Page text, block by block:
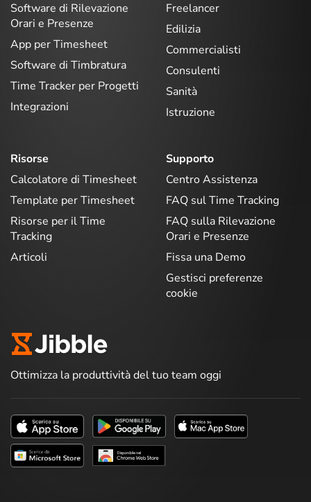
Software di Rilevazione
Orari e Presenze
App per Timesheet
Software di Timbratura
Time Tracker per Progetti
Integrazioni
Freelancer
Edilizia
Commercialisti
Consulenti
Sanità
Istruzione
Risorse
Calcolatore di Timesheet
Template per Timesheet
Risorse per il Time
Tracking
Articoli
Supporto
Centro Assistenza
FAQ sul Time Tracking
FAQ sulla Rilevazione
Orari e Presenze
Fissa una Demo
Gestisci preferenze
cookie
Ottimizza la produttività del tuo team oggi